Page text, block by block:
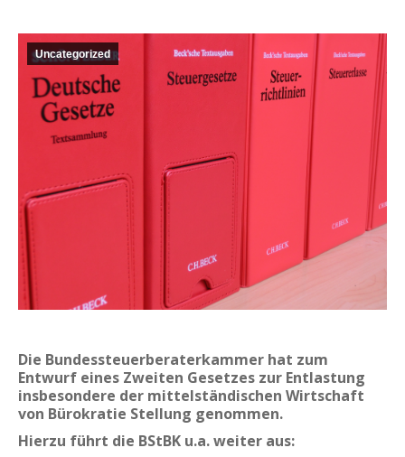
Uncategorized
Die Bundessteuerberaterkammer hat zum
Entwurf eines Zweiten Gesetzes zur Entlastung
insbesondere der mittelständischen Wirtschaft
von Bürokratie Stellung genommen.
Hierzu führt die BStBK u.a. weiter aus: